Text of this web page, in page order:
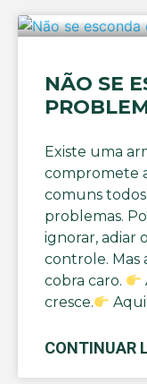
NÃO SE
Existe uma
compromete
comuns todos
problemas.
ignorar, adiar
controle. Mas
cobra caro.
cresce.
CONTINUAR